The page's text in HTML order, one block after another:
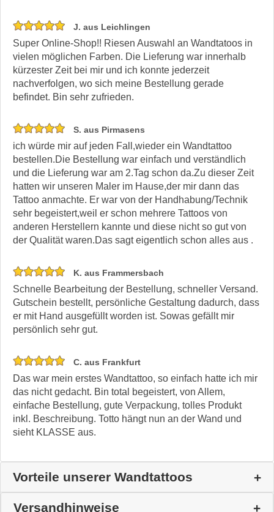
J. aus Leichlingen
Super Online-Shop!! Riesen Auswahl an Wandtatoos in
vielen möglichen Farben. Die Lieferung war innerhalb
kürzester Zeit bei mir und ich konnte jederzeit
nachverfolgen, wo sich meine Bestellung gerade
befindet. Bin sehr zufrieden.
S. aus Pirmasens
ich würde mir auf jeden Fall,wieder ein Wandtattoo
bestellen.Die Bestellung war einfach und verständlich
und die Lieferung war am 2.Tag schon da.Zu dieser Zeit
hatten wir unseren Maler im Hause,der mir dann das
Tattoo anmachte. Er war von der Handhabung/Technik
sehr begeistert,weil er schon mehrere Tattoos von
anderen Herstellern kannte und diese nicht so gut von
der Qualität waren.Das sagt eigentlich schon alles aus .
K. aus Frammersbach
Schnelle Bearbeitung der Bestellung, schneller Versand.
Gutschein bestellt, persönliche Gestaltung dadurch, dass
er mit Hand ausgefüllt worden ist. Sowas gefällt mir
persönlich sehr gut.
C. aus Frankfurt
Das war mein erstes Wandtattoo, so einfach hatte ich mir
das nicht gedacht. Bin total begeistert, von Allem,
einfache Bestellung, gute Verpackung, tolles Produkt
inkl. Beschreibung. Totto hängt nun an der Wand und
sieht KLASSE aus.
Vorteile unserer Wandtattoos
Versandhinweise